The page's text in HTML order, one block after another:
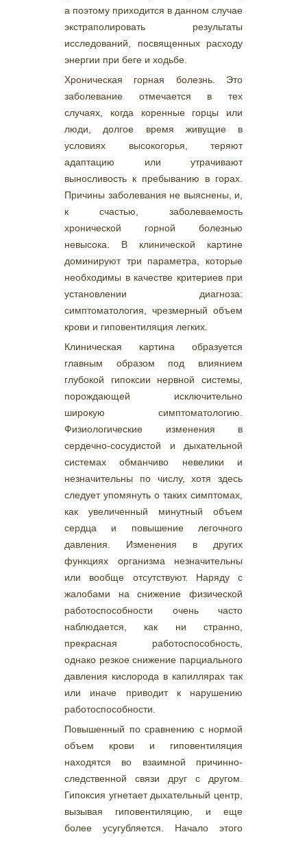
а поэтому приходится в данном случае
экстраполировать результаты
исследований, посвященных расходу
энергии при беге и ходьбе.
Хроническая горная болезнь. Это
заболевание отмечается в тех
случаях, когда коренные горцы или
люди, долгое время живущие в
условиях высокогорья, теряют
адаптацию или утрачивают
выносливость к пребыванию в горах.
Причины заболевания не выяснены, и,
к счастью, заболеваемость
хронической горной болезнью
невысока. В клинической картине
доминируют три параметра, которые
необходимы в качестве критериев при
установлении диагноза:
симптоматология, чрезмерный объем
крови и гиповентиляция легких.
Клиническая картина образуется
главным образом под влиянием
глубокой гипоксии нервной системы,
порождающей исключительно
широкую симптоматологию.
Физиологические изменения в
сердечно-сосудистой и дыхательной
системах обманчиво невелики и
незначительны по числу, хотя здесь
следует упомянуть о таких симптомах,
как увеличенный минутный объем
сердца и повышение легочного
давления. Изменения в других
функциях организма незначительны
или вообще отсутствуют. Наряду с
жалобами на снижение физической
работоспособности очень часто
наблюдается, как ни странно,
прекрасная работоспособность,
однако резкое снижение парциального
давления кислорода в капиллярах так
или иначе приводит к нарушению
работоспособности.
Повышенный по сравнению с нормой
объем крови и гиповентиляция
находятся во взаимной причинно-
следственной связи друг с другом.
Гипоксия угнетает дыхательный центр,
вызывая гиповентиляцию, и еще
более усугубляется. Начало этого